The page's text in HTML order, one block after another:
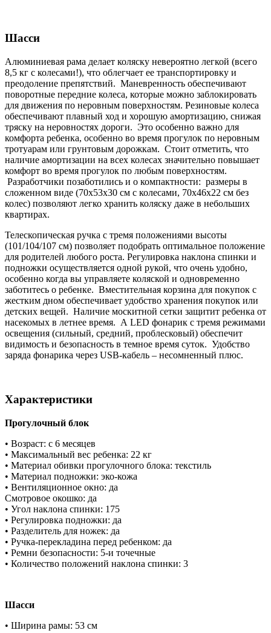
Шасси
Алюминиевая рама делает коляску невероятно легкой (всего
8,5 кг с колесами!), что облегчает ее транспортировку и
преодоление препятствий. Маневренность обеспечивают
поворотные передние колеса, которые можно заблокировать
для движения по неровным поверхностям. Резиновые колеса
обеспечивают плавный ход и хорошую амортизацию, снижая
тряску на неровностях дороги. Это особенно важно для
комфорта ребенка, особенно во время прогулок по неровным
тротуарам или грунтовым дорожкам. Стоит отметить, что
наличие амортизации на всех колесах значительно повышает
комфорт во время прогулок по любым поверхностям.
Разработчики позаботились и о компактности: размеры в
сложенном виде (70x53x30 см с колесами, 70x46x22 см без
колес) позволяют легко хранить коляску даже в небольших
квартирах.
Телескопическая ручка с тремя положениями высоты
(101/104/107 см) позволяет подобрать оптимальное положение
для родителей любого роста. Регулировка наклона спинки и
подножки осуществляется одной рукой, что очень удобно,
особенно когда вы управляете коляской и одновременно
заботитесь о ребенке. Вместительная корзина для покупок с
жестким дном обеспечивает удобство хранения покупок или
детских вещей. Наличие москитной сетки защитит ребенка от
насекомых в летнее время. А LED фонарик с тремя режимами
освещения (сильный, средний, проблесковый) обеспечит
видимость и безопасность в темное время суток. Удобство
заряда фонарика через USB-кабель – несомненный плюс.
Характеристики
Прогулочный блок
• Возраст: с 6 месяцев
• Максимальный вес ребенка: 22 кг
• Материал обивки прогулочного блока: текстиль
• Материал подножки: эко-кожа
• Вентиляционное окно: да
Смотровое окошко: да
• Угол наклона спинки: 175
• Регулировка подножки: да
• Разделитель для ножек: да
• Ручка-перекладина перед ребенком: да
• Ремни безопасности: 5-и точечные
• Количество положений наклона спинки: 3
Шасси
• Ширина рамы: 53 см